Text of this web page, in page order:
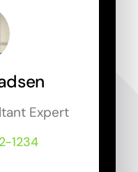
Expert
1234